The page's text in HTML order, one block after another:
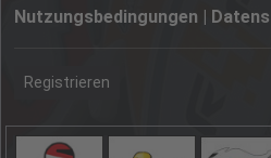
Nutzungsbedingungen |
Registrieren